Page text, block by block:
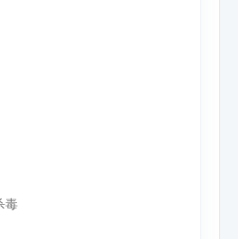
毒